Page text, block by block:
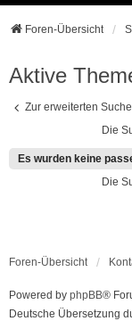
Foren-Übersicht
Aktive
Zur erweiterten Suche
Die
Es wurden keine
Die
Foren-Übersicht
Powered by phpBB®
Deutsche Übersetzung